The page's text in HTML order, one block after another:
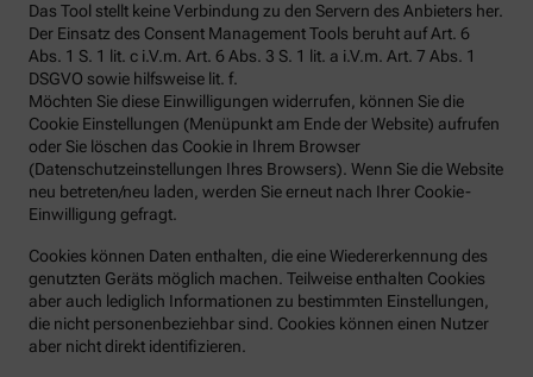
Das Tool stellt keine Verbindung zu den Servern des Anbieters her.
Der Einsatz des Consent Management Tools beruht auf Art. 6
Abs. 1 S. 1 lit. c i.V.m. Art. 6 Abs. 3 S. 1 lit. a i.V.m. Art. 7 Abs. 1
DSGVO sowie hilfsweise lit. f.
Möchten Sie diese Einwilligungen widerrufen, können Sie die
Cookie Einstellungen (Menüpunkt am Ende der Website) aufrufen
oder Sie löschen das Cookie in Ihrem Browser
(Datenschutzeinstellungen Ihres Browsers). Wenn Sie die Website
neu betreten/neu laden, werden Sie erneut nach Ihrer Cookie-
Einwilligung gefragt.
Cookies können Daten enthalten, die eine Wiedererkennung des
genutzten Geräts möglich machen. Teilweise enthalten Cookies
aber auch lediglich Informationen zu bestimmten Einstellungen,
die nicht personenbeziehbar sind. Cookies können einen Nutzer
aber nicht direkt identifizieren.